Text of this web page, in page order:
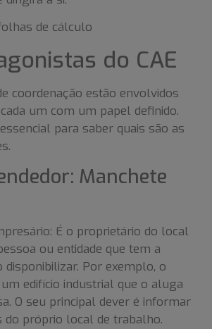
de cálculo
do CAE
coordenação estão envolvidos
um com um papel definido.
para saber quais são as
Manchete
É o proprietário do local
ou entidade que tem a
disponibilizar. Por exemplo, o
edifício industrial que o aluga
O seu principal dever é informar
do próprio local de trabalho.